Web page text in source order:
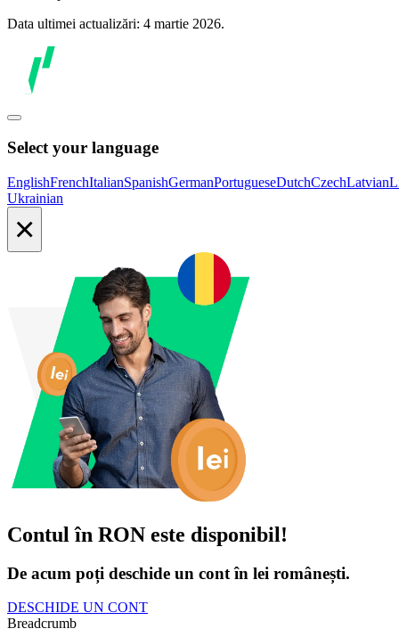
Data ultimei actualizări: 4 martie 2026.
Select your language
EnglishFrenchItalianSpanishGermanPortugueseDutchCzechLatvian
Ukrainian
×
Contul în RON este disponibil!
De acum poți deschide un cont în lei românești.
DESCHIDE UN CONT
Breadcrumb